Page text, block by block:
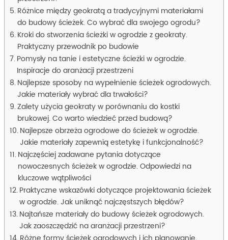
Różnice między geokratą a tradycyjnymi materiałami
do budowy ścieżek. Co wybrać dla swojego ogrodu?
Kroki do stworzenia ścieżki w ogrodzie z geokraty.
Praktyczny przewodnik po budowie
Pomysły na tanie i estetyczne ścieżki w ogrodzie.
Inspiracje do aranżacji przestrzeni
Najlepsze sposoby na wypełnienie ścieżek ogrodowych.
Jakie materiały wybrać dla trwałości?
Zalety użycia geokraty w porównaniu do kostki
brukowej. Co warto wiedzieć przed budową?
Najlepsze obrzeża ogrodowe do ścieżek w ogrodzie.
Jakie materiały zapewnią estetykę i funkcjonalność?
Najczęściej zadawane pytania dotyczące
nowoczesnych ścieżek w ogrodzie. Odpowiedzi na
kluczowe wątpliwości
Praktyczne wskazówki dotyczące projektowania ścieżek
w ogrodzie. Jak uniknąć najczęstszych błędów?
Najtańsze materiały do budowy ścieżek ogrodowych.
Jak zaoszczędzić na aranżacji przestrzeni?